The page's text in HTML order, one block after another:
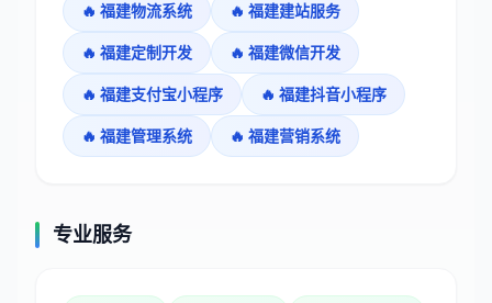
🔥 福建物流系统 🔥 福建建站服务
🔥 福建定制开发 🔥 福建微信开发
🔥 福建支付宝小程序 🔥 福建抖音小程序
🔥 福建管理系统 🔥 福建营销系统
专业服务